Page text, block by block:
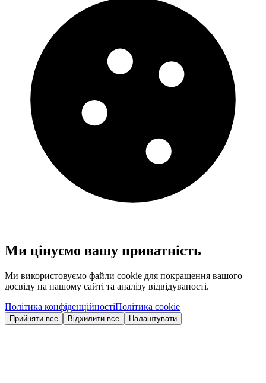
Ми цінуємо вашу приватність
Ми використовуємо файли cookie для покращення вашого
досвіду на нашому сайті та аналізу відвідуваності.
Політика конфіденційностіПолітика cookie
Прийняти все Відхилити все Налаштувати